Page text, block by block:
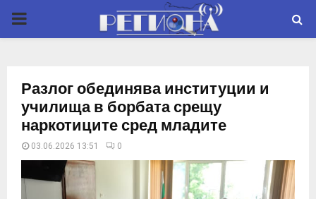
P
M
Разлог обединява институции и
училища в борбата срещу
наркотиците сред младите
03.06.2026 13:51 0